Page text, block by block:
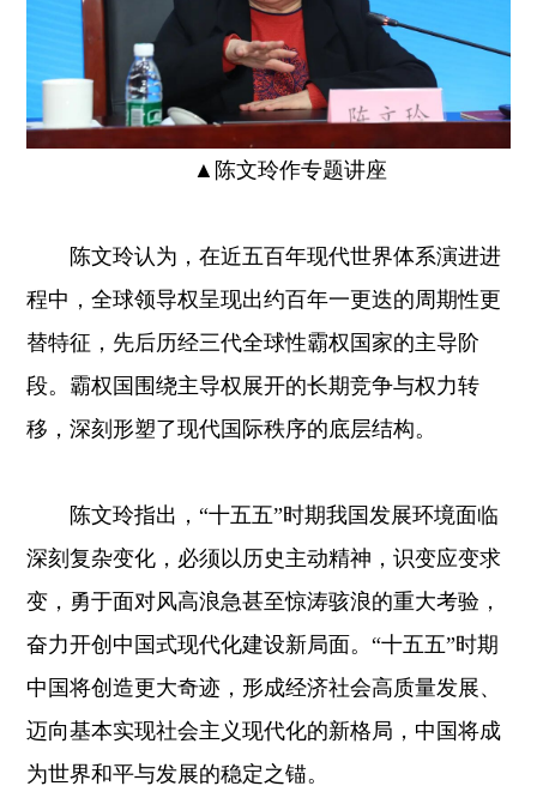
▲陈文玲作专题讲座
陈文玲认为，在近五百年现代世界体系演进进
程中，全球领导权呈现出约百年一更迭的周期性更
替特征，先后历经三代全球性霸权国家的主导阶
段。霸权国围绕主导权展开的长期竞争与权力转
移，深刻形塑了现代国际秩序的底层结构。
陈文玲指出，“十五五”时期我国发展环境面临
深刻复杂变化，必须以历史主动精神，识变应变求
变，勇于面对风高浪急甚至惊涛骇浪的重大考验，
奋力开创中国式现代化建设新局面。“十五五”时期
中国将创造更大奇迹，形成经济社会高质量发展、
迈向基本实现社会主义现代化的新格局，中国将成
为世界和平与发展的稳定之锚。